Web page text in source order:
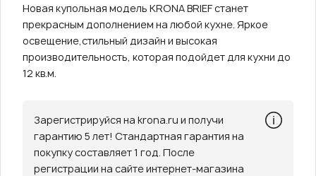
Новая купольная модель KRONA BRIEF станет
прекрасным дополнением на любой кухне. Яркое
освещение,стильный дизайн и высокая
производительность, которая подойдет для кухни до
12 кв.м.
Зарегистрируйся на krona.ru и получи
гарантию 5 лет! Стандартная гарантия на
покупку составляет 1 год. После
регистрации на сайте интернет-магазина